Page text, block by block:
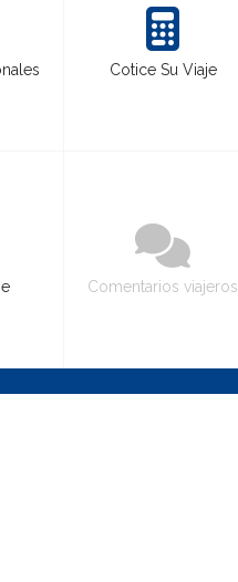
Cotice Su Viaje
Comentarios viajeros